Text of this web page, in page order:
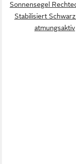
Sonnensegel
Stabilisiert
atmungsaktiv